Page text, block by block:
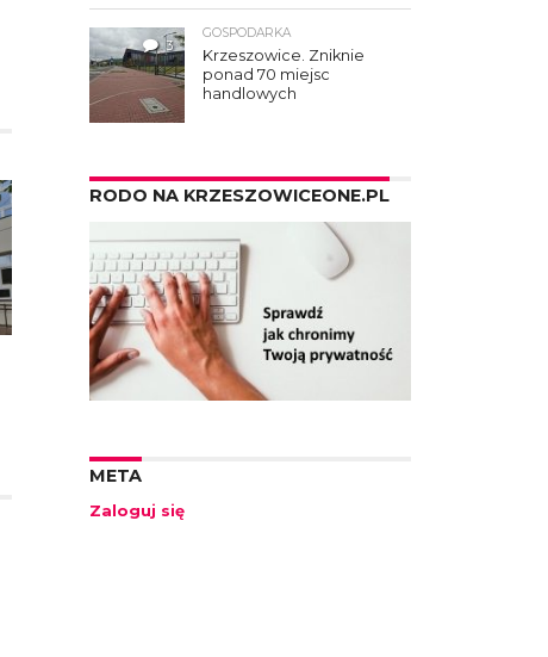
3
GOSPODARKA
Krzeszowice. Zniknie
ponad 70 miejsc
handlowych
RODO NA KRZESZOWICEONE.PL
META
Zaloguj się